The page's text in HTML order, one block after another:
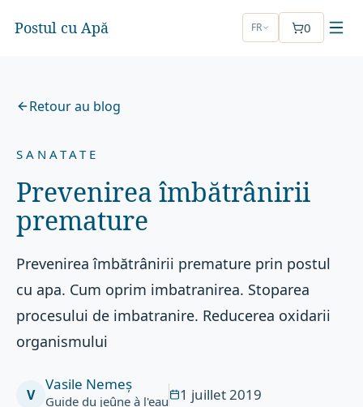
Postul cu Apă FR 0
Retour au blog
SANATATE
Prevenirea îmbătrânirii
premature
Prevenirea îmbătrânirii premature prin postul
cu apa. Cum oprim imbatranirea. Stoparea
procesului de imbatranire. Reducerea oxidarii
organismului
V
Vasile Nemeș
Guide du jeûne à l'eau
1 juillet 2019